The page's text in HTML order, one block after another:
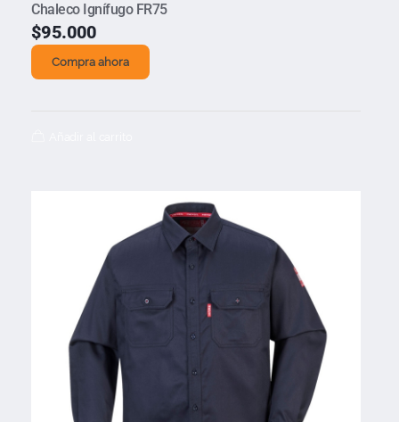
Chaleco Ignífugo FR75
$95.000
Compra ahora